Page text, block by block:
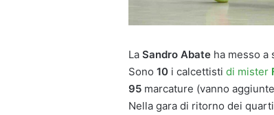
La Sandro Abate ha messo a
Sono 10 i calcettisti di mister
95 marcature (vanno
Nella gara di ritorno dei